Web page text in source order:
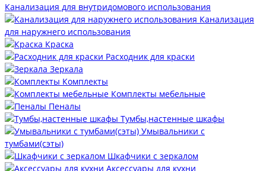
Канализация для внутридомового использования
Канализация
для наружнего использования
Краска
Расходник для краски
Зеркала
Комплекты
Комплекты мебельные
Пеналы
Тумбы,настенные шкафы
Умывальники с
тумбами(сэты)
Шкафчики с зеркалом
Аксессуары для кухни